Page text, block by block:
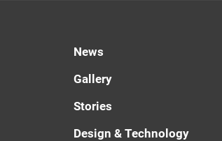
News
Gallery
Stories
Design & Technology